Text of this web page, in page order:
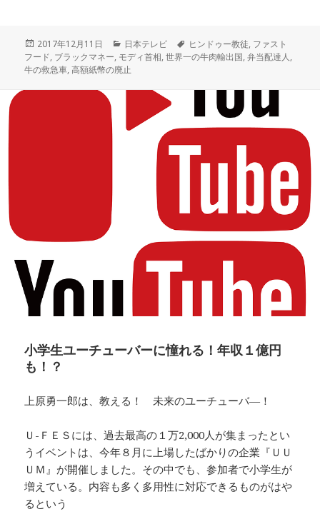
投
稿
日:
2017年12月11日
カ
テ
ゴ
日本テレビ
タ
グ
ヒンドゥー教徒, ファスト
フード, ブラックマネー, モディ首相,世界一の牛肉輸出国,弁当配達人,
牛の救急車,高額紙幣の廃止
小学生ユーチューバーに憧れる！年収１億円
も！？
上原勇一郎は、教える！ 未来のユーチューバ―！
Ｕ-ＦＥＳには、過去最高の１万2,000人が集まったとい
うイベントは、今年８月に上場したばかりの企業『ＵＵ
ＵＭ』が開催しました。その中でも、参加者で小学生が
増えている。内容も多く多用性に対応できるものがはや
るという